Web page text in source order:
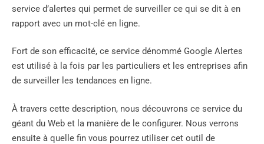
service d’alertes qui permet de surveiller ce qui se dit à en
rapport avec un mot-clé en ligne.
Fort de son efficacité, ce service dénommé Google Alertes
est utilisé à la fois par les particuliers et les entreprises afin
de surveiller les tendances en ligne.
À travers cette description, nous découvrons ce service du
géant du Web et la manière de le configurer. Nous verrons
ensuite à quelle fin vous pourrez utiliser cet outil de